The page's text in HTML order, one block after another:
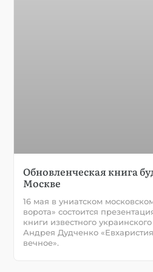
Обновленческая книга
Москве
16 мая в униатском
ворота» состоится
книги известного
Андрея Дудченко
вечное».